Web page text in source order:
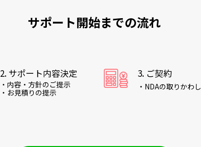
サポート開始までの流れ
2. サポート内容決定
・内容・方針のご提示
・お見積りの提示
3. ご契約
・NDAの取りかわし